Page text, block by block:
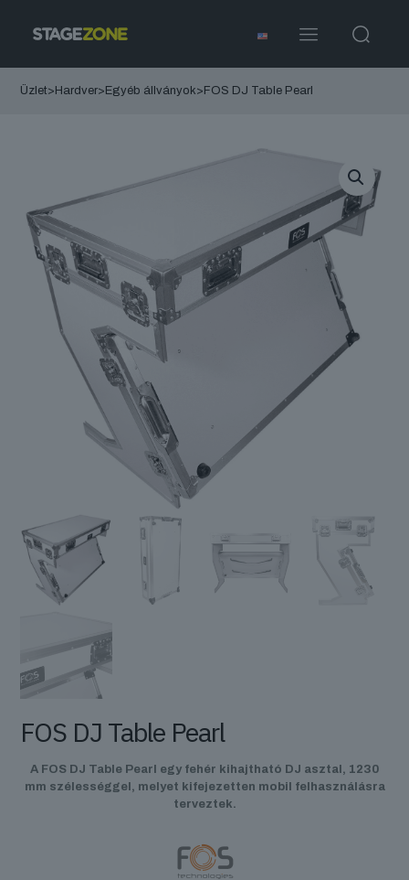
Üzlet> Hardver> Egyéb állványok> FOS DJ Table Pearl
FOS DJ Table Pearl
A FOS DJ Table Pearl egy fehér kihajtható DJ asztal, 1230
mm szélességgel, melyet kifejezetten mobil felhasználásra
terveztek.